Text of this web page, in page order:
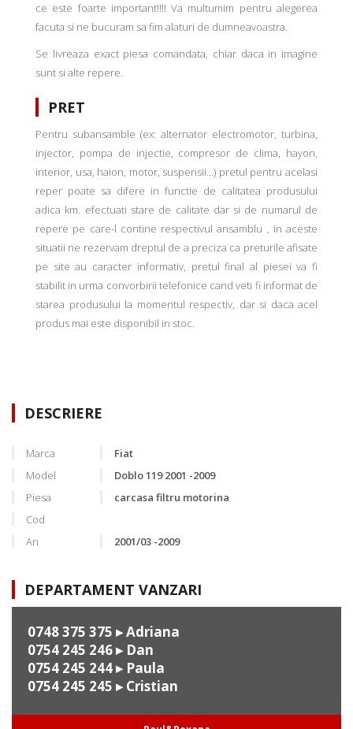
ce este foarte important!!!! Va multumim pentru alegerea
facuta si ne bucuram sa fim alaturi de dumneavoastra.
Se livreaza exact piesa comandata, chiar daca in imagine
sunt si alte repere.
PRET
Pentru subansamble (ex: alternator electromotor, turbina,
injector, pompa de injectie, compresor de clima, hayon,
interior, usa, haion, motor, suspensii...) pretul pentru acelasi
reper poate sa difere in functie de calitatea produsului
adica km. efectuati stare de calitate dar si de numarul de
repere pe care-l contine respectivul ansamblu , in aceste
situatii ne rezervam dreptul de a preciza ca preturile afisate
pe site au caracter informativ, pretul final al piesei va fi
stabilit in urma convorbirii telefonice cand veti fi informat de
starea produsului la momentul respectiv, dar si daca acel
produs mai este disponibil in stoc.
DESCRIERE
Marca
Fiat
Model
Doblo 119 2001 -2009
Piesa
carcasa filtru motorina
Cod
An
2001/03 -2009
DEPARTAMENT VANZARI
0748 375 375 ▸ Adriana
0754 245 246▸ Dan
0754 245 244▸ Paula
0754 245 245 ▸ Cristian